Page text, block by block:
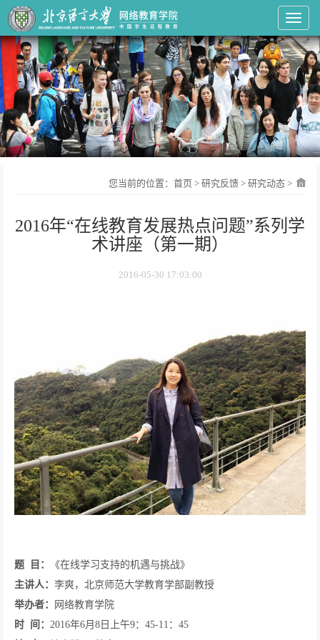
Toggle
您当前的位置： 首页 > 研究反馈 > 研究动态 >
2016年“在线教育发展热点问题”系列学
术讲座（第一期）
2016-05-30 17:03:00
题 目：
《在线学习支持的机遇与挑战》
主讲人： 李爽，北京师范大学教育学部副教授
举办者：
网络教育学院
时 间： 2016年6月 8 日上午9： 45-11 ： 45